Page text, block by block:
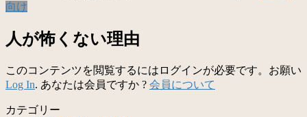
向け
人が怖くない理由
このコンテンツを閲覧するにはログインが必要です。お願い
Log In. あなたは会員ですか ? 会員について
カテゴリー